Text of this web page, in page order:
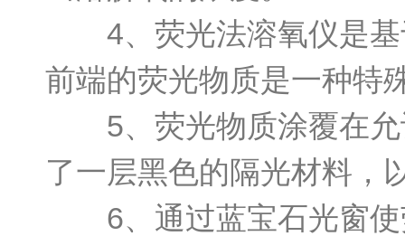
4、荧光法溶氧仪是基
前端的荧光物质是一种特
5、荧光物质涂覆在允
了一层黑色的隔光材料，
6、通过蓝宝石光窗使